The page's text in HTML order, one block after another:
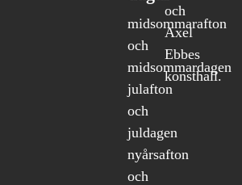
midsommarafton
och
midsommardagen
julafton
och
juldagen
nyårsafton
och
och
Axel
Ebbes
konsthall.